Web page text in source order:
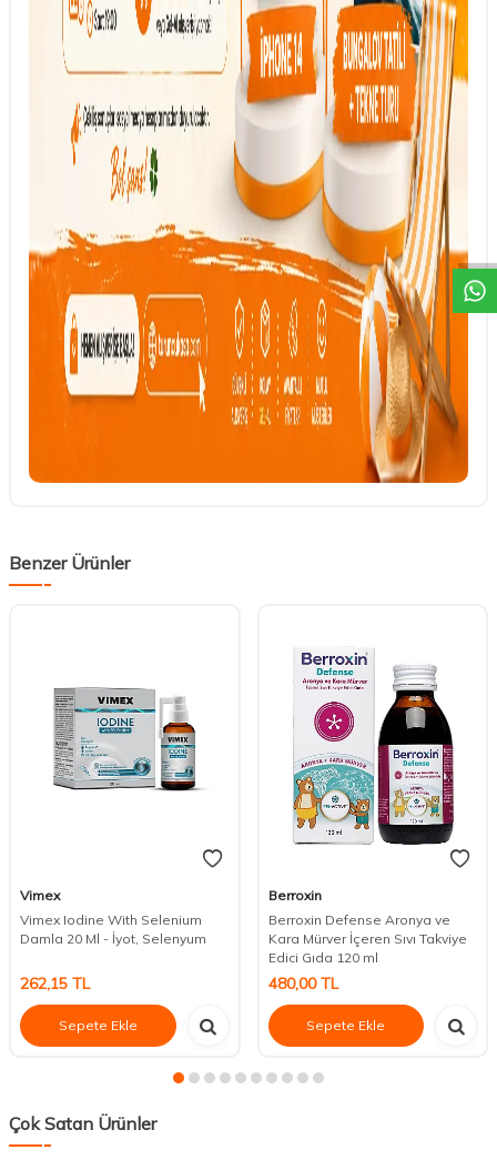
DESTEK
Benzer Ürünler
Vimex
Vimex Iodine With Selenium
Damla 20 Ml - İyot, Selenyum
262,15 TL
Sepete Ekle
Berroxin
Berroxin Defense Aronya ve
Kara Mürver İçeren Sıvı Takviye
Edici Gıda 120 ml
480,00TL
Sepete Ekle
Çok Satan Ürünler